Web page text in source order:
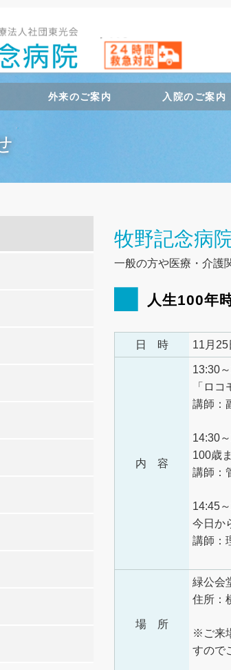
外来のご案内 入院のご案内
牧野記念病
一般の方や医療・介護
人生100年
日 時 11月
内 容
13:30
「ロ
講師：
14:30
100歳
講師：
14:45
今日か
講師：
場 所
緑公会
住所：
※ご来
すので